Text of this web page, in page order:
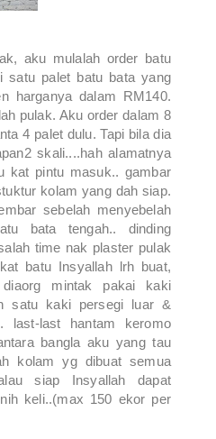
aku mulalah order batu
satu palet batu bata yang
harganya dalam RM140.
pulak. Aku order dalam 8
4 palet dulu. Tapi bila dia
skali....hah alamatnya
kat pintu masuk.. gambar
kolam yang dah siap.
sebelah menyebelah
bata tengah.. dinding
time nak plaster pulak
batu Insyallah lrh buat,
mintak pakai kaki
satu kaki persegi luar &
last-last hantam keromo
bangla aku yang tau
kolam yg dibuat semua
siap Insyallah dapat
keli..(max 150 ekor per